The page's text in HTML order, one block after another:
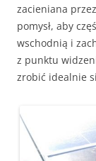
zacieniana
pomysł, aby
wschodnią i
z punktu
zrobić idealnie